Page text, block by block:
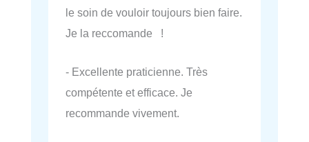
le soin de vouloir toujours bien faire.
Je la reccomande !
- Excellente praticienne. Très
compétente et efficace. Je
recommande vivement.